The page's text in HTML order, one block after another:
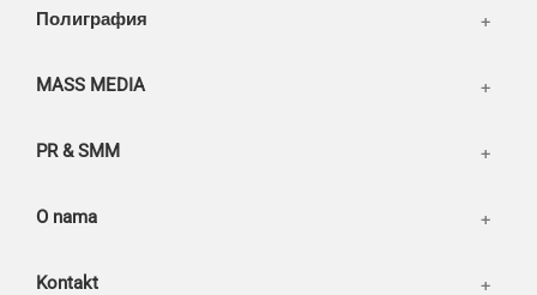
Полиграфия
MASS MEDIA
PR & SMM
O nama
Our works
Kontakt